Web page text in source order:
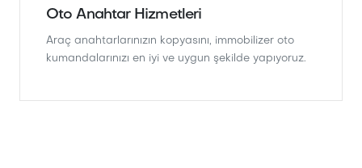
Oto Anahtar Hizmetleri
Araç anahtarlarınızın kopyasını, immobilizer oto
kumandalarınızı en iyi ve uygun şekilde yapıyoruz.